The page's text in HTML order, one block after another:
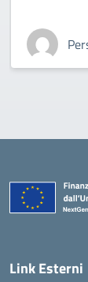
Link Esterni